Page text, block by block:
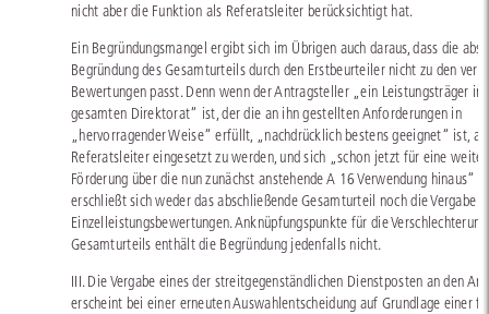
nicht aber die Funktion als Referatsleiter berücksichtigt hat.
Ein Begründungsmangel ergibt sich im Übrigen auch daraus, dass die
Begründung des Gesamturteils durch den Erstbeurteiler nicht zu den
Bewertungen passt. Denn wenn der Antragsteller „ein Leistungsträger im
gesamten Direktorat“ ist, der die an ihn gestellten Anforderungen in
„hervorragender Weise“ erfüllt, „nachdrücklich bestens geeignet“ ist, als
Referatsleiter eingesetzt zu werden, und sich „schon jetzt für eine
Förderung über die nun zunächst anstehende A 16 Verwendung hinaus“
erschließt sich weder das abschließende Gesamturteil noch die Vergabe
Einzelleistungsbewertungen. Anknüpfungspunkte für die
Gesamturteils enthält die Begründung jedenfalls nicht.
III. Die Vergabe eines der streitgegenständlichen Dienstposten an den
erscheint bei einer erneuten Auswahlentscheidung auf Grundlage einer